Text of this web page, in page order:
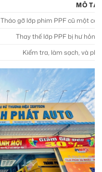
MÔ TẢ
Tháo gỡ lớp phim PPF cũ một
Thay thế lớp PPF bị hư
Kiểm tra, làm sạch, và